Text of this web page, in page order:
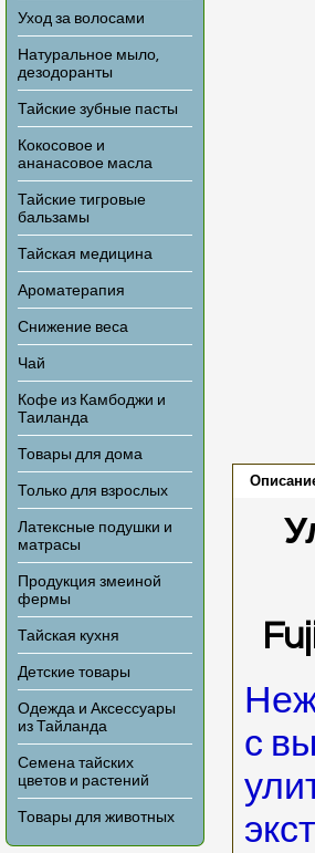
Уход за волосами
Натуральное мыло,
дезодоранты
Тайские зубные пасты
Кокосовое и
ананасовое масла
Тайские тигровые
бальзамы
Тайская медицина
Ароматерапия
Снижение веса
Чай
Кофе из Камбоджи и
Таиланда
Товары для дома
Только для взрослых
Латексные подушки и
матрасы
Продукция змеиной
фермы
Тайская кухня
Детские товары
Одежда и Аксессуары
из Тайланда
Семена тайских
цветов и растений
Товары для животных
с